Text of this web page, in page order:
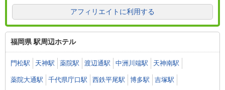
アフィリエイトに利用する
福岡県 駅周辺ホテル
門松駅 天神駅 薬院駅 渡辺通駅 中洲川端駅 天神南駅
薬院大通駅 千代県庁口駅 西鉄平尾駅 博多駅 吉塚駅